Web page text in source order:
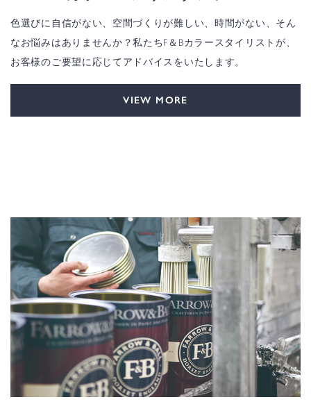
色選びに自信がない、空間づくりが難しい、時間がない、そん
なお悩みはありませんか？私たちF＆Bカラースタイリストが、
お客様のご要望に応じてアドバイスをいたします。
VIEW MORE